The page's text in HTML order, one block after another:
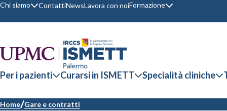
Chi siamo ContattiNewsLavora con noiFormazione
Per i pazienti Curarsi in ISMETT Specialità cliniche
Home Gare e contratti